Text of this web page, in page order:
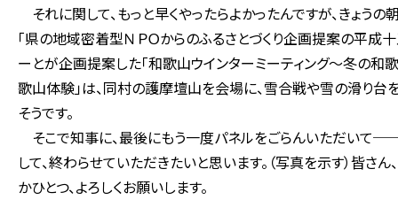
それに関して、もっと早くやったらよかったんですが、きょう
「県の地域密着型ＮＰＯからのふるさとづくり企画提案の平成
ーとが企画提案した「和歌山ウインターミーティング～冬の和
歌山体験」は、同村の護摩壇山を会場に、雪合戦や雪の滑り
そうです。
そこで知事に、最後にもう一度パネルをごらんいただいて
して、終わらせていただきたいと思います。（写真を示す）皆さ
かひとつ、よろしくお願いします。